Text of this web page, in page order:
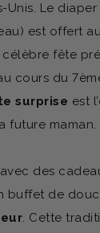
Unis. Le
est offert
célèbre fête
cours du
surprise est
future maman.
des
buffet de
. Cette